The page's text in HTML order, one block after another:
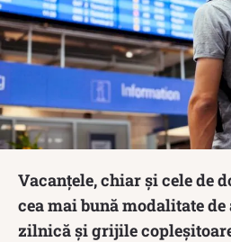
Vacanțele, chiar și cele de
cea mai bună modalitate
zilnică și grijile